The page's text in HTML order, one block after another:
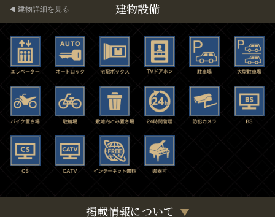
建物設備
建物詳細を見る
掲載情報について